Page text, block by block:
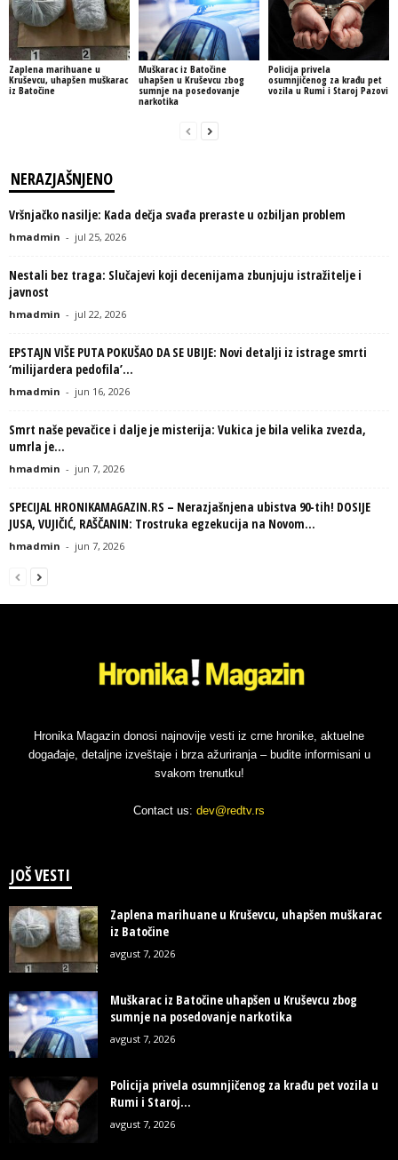
Zaplena marihuane u
Kruševcu, uhapšen muškarac
iz Batočine
Muškarac iz Batočine
uhapšen u Kruševcu zbog
sumnje na posedovanje
narkotika
Policija privela
osumnjičenog za krađu pet
vozila u Rumi i Staroj Pazovi
NERAZJAŠNJENO
Vršnjačko nasilje: Kada dečja svađa preraste u ozbiljan problem
hmadmin - jul 25, 2026
Nestali bez traga: Slučajevi koji decenijama zbunjuju istražitelje i
javnost
hmadmin - jul 22, 2026
EPSTAJN VIŠE PUTA POKUŠAO DA SE UBIJE: Novi detalji iz istrage smrti
‘milijardera pedofila’...
hmadmin - jun 16, 2026
Smrt naše pevačice i dalje je misterija: Vukica je bila velika zvezda,
umrla je...
hmadmin - jun 7, 2026
SPECIJAL HRONIKAMAGAZIN.RS – Nerazjašnjena ubistva 90-tih! DOSIJE
JUSA, VUJIČIĆ, RAŠČANIN: Trostruka egzekucija na Novom...
hmadmin - jun 7, 2026
Hronika Magazin donosi najnovije vesti iz crne hronike, aktuelne
događaje, detaljne izveštaje i brza ažuriranja – budite informisani u
svakom trenutku!
Contact us: dev@redtv.rs
JOŠ VESTI
Zaplena marihuane u Kruševcu, uhapšen muškarac
iz Batočine
avgust 7, 2026
Muškarac iz Batočine uhapšen u Kruševcu zbog
sumnje na posedovanje narkotika
avgust 7, 2026
Policija privela osumnjičenog za krađu pet vozila u
Rumi i Staroj...
avgust 7, 2026